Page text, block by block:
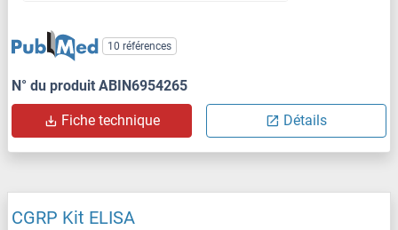
10 références
N° du produit ABIN6954265
Fiche technique Détails
CGRP Kit ELISA